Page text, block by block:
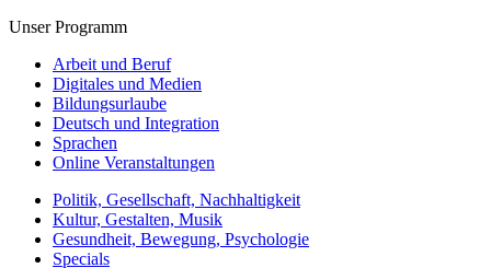
Unser Programm
Arbeit und Beruf
Digitales und Medien
Bildungsurlaube
Deutsch und Integration
Sprachen
Online Veranstaltungen
Politik, Gesellschaft, Nachhaltigkeit
Kultur, Gestalten, Musik
Gesundheit, Bewegung, Psychologie
Specials